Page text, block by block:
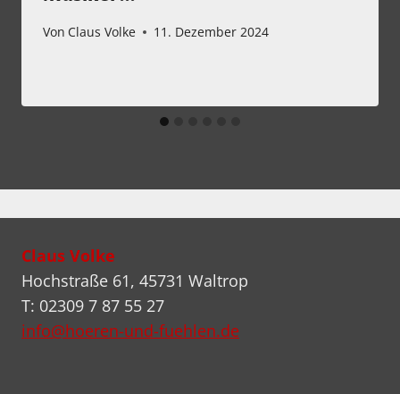
Von Claus Volke 11. Dezember 2024
Claus Volke
Hochstraße 61, 45731 Waltrop
T: 02309 7 87 55 27
info@hoeren-und-fuehlen.de